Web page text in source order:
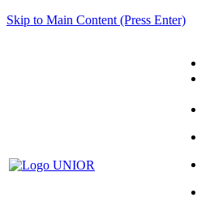
Skip to Main Content (Press Enter)